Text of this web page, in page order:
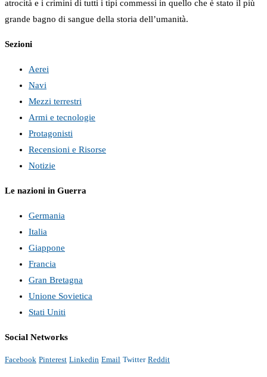
atrocità e i crimini di tutti i tipi commessi in quello che è stato il più
grande bagno di sangue della storia dell’umanità.
Sezioni
Aerei
Navi
Mezzi terrestri
Armi e tecnologie
Protagonisti
Recensioni e Risorse
Notizie
Le nazioni in Guerra
Germania
Italia
Giappone
Francia
Gran Bretagna
Unione Sovietica
Stati Uniti
Social Networks
Facebook Pinterest Linkedin Email Twitter Reddit